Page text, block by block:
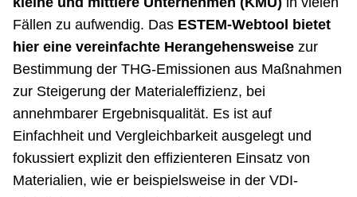
Fällen zu aufwendig. Das ESTEM-Webtool bietet
hier eine vereinfachte Herangehensweisezur
Bestimmung der THG-Emissionen aus Maßnahmen
zur Steigerung der Materialeffizienz, bei
annehmbarer Ergebnisqualität. Es ist auf
Einfachheit und Vergleichbarkeit ausgelegt und
fokussiert explizit den effizienteren Einsatz von
Materialien, wie er beispielsweise in der VDI-